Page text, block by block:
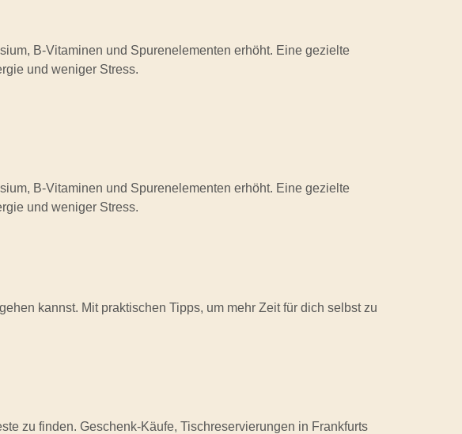
B-Vitaminen und Spurenelementen erhöht. Eine gezielte
und weniger Stress.
B-Vitaminen und Spurenelementen erhöht. Eine gezielte
und weniger Stress.
kannst. Mit praktischen Tipps, um mehr Zeit für dich selbst zu
zu finden. Geschenk-Käufe, Tischreservierungen in Frankfurts